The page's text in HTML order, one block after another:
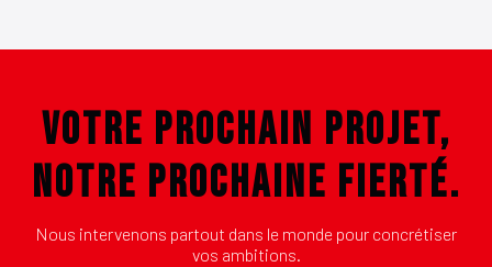
VOTRE PROCHAIN PROJET,
NOTRE PROCHAINE FIERTÉ.
Nous intervenons partout dans le monde pour concrétiser
vos ambitions.